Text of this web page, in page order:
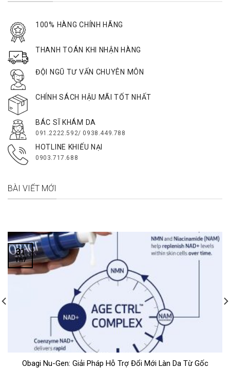
100% HÀNG CHÍNH HÃNG
THANH TOÁN KHI NHẬN HÀNG
ĐỘI NGŨ TƯ VẤN CHUYÊN MÔN
CHÍNH SÁCH HẬU MÃI TỐT NHẤT
BÁC SĨ KHÁM DA
091.2222.592/ 0938.449.788
HOTLINE KHIẾU NẠI
0903.717.688
BÀI VIẾT MỚI
Obagi Nu-Gen: Giải Pháp Hỗ Trợ Đổi Mới Làn Da Từ Gốc
31
Th7